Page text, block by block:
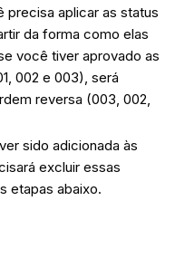
precisa aplicar as status
da forma como elas
você tiver aprovado as
002 e 003), será
reversa (003, 002,
sido adicionada às
excluir essas
etapas abaixo.